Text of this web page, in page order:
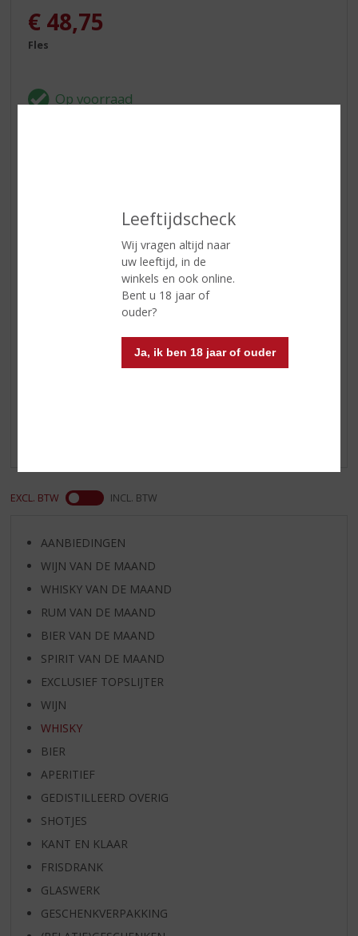
Leeftijdscheck
Wij vragen altijd naar
uw leeftijd, in de
winkels en ook online.
Bent u 18 jaar of
ouder?
Ja, ik ben 18 jaar of ouder
€ 48,75
Fles
Islay
70 CL
Alcoholpercentage
47% vol
Single Malt
EXCL. BTW INCL. BTW
AANBIEDINGEN
WIJN VAN DE MAAND
WHISKY VAN DE MAAND
RUM VAN DE MAAND
BIER VAN DE MAAND
SPIRIT VAN DE MAAND
EXCLUSIEF TOPSLIJTER
WIJN
WHISKY
BIER
APERITIEF
GEDISTILLEERD OVERIG
SHOTJES
KANT EN KLAAR
FRISDRANK
GLASWERK
GESCHENKVERPAKKING